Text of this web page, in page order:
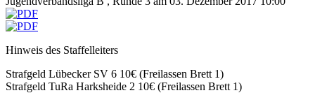
Hinweis des Staffelleiters
Strafgeld Lübecker SV 6 10€ (Freilassen Brett 1)
Strafgeld TuRa Harksheide 2 10€ (Freilassen Brett 1)